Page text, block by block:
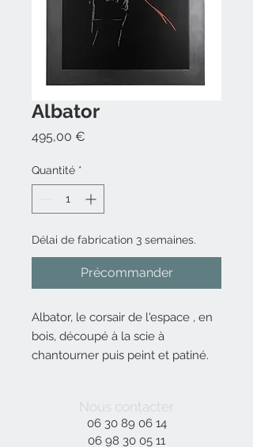
Albator
495,00 €
Quantité *
Délai de fabrication 3 semaines.
Précommander
Albator, le corsair de l'espace , en
bois, découpé à la scie à
chantourner puis peint et patiné.
Nous contacter
06 30 89 06 14
06 98 30 05 11